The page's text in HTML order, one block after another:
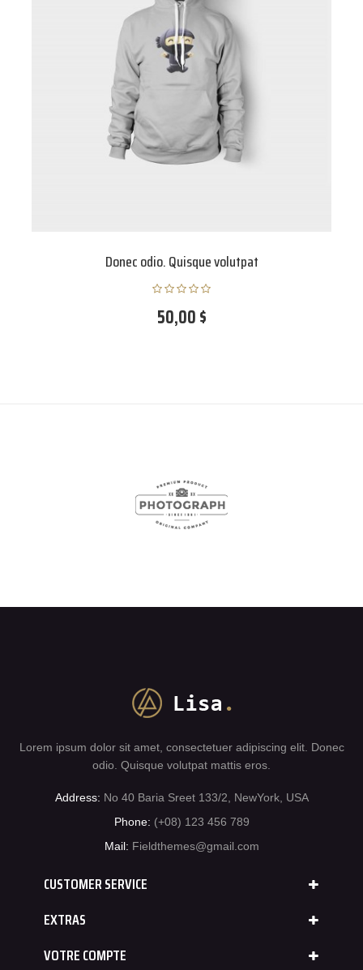
Nunc dignissim risus id metus
60,50 $
Lorem ipsum dolor sit amet, consectetuer adipiscing elit. Donec
odio. Quisque volutpat mattis eros.
Address: No 40 Baria Sreet 133/2, NewYork, USA
Phone: (+08) 123 456 789
Mail: Fieldthemes@gmail.com
CUSTOMER SERVICE
EXTRAS
VOTRE COMPTE